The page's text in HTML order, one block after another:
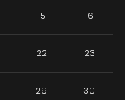
15 16
22 23
29 30